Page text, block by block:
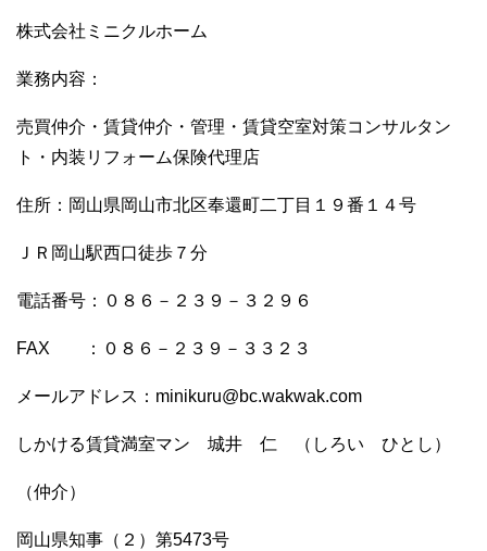
株式会社ミニクルホーム
業務内容：
売買仲介・賃貸仲介・管理・賃貸空室対策コンサルタン
ト・内装リフォーム保険代理店
住所：岡山県岡山市北区奉還町二丁目１９番１４号
ＪＲ岡山駅西口徒歩７分
電話番号：０８６－２３９－３２９６
FAX ：０８６－２３９－３３２３
メールアドレス：minikuru@bc.wakwak.com
しかける賃貸満室マン 城井 仁 （しろい ひとし）
（仲介）
岡山県知事（２）第5473号